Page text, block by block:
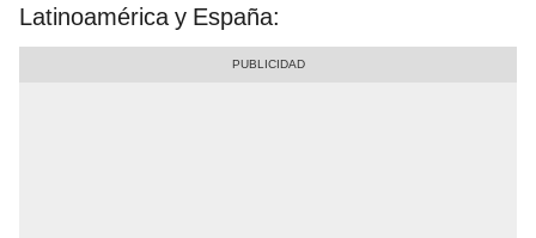
Latinoamérica y España: